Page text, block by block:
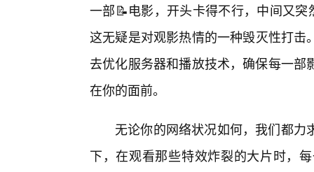
一部📝电影，开头卡得不行，中间又
这无疑是对观影热情的一种毁灭性打
去优化服务器和播放技术，确保每一
在你的面前。
无论你的网络状况如何，我们都
下，在观看那些特效炸裂的大片时，